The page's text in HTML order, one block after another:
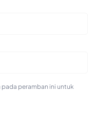
pada peramban ini untuk